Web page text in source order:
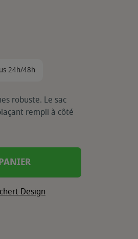
24h/48h
robuste. Le sac
rempli à côté
Design